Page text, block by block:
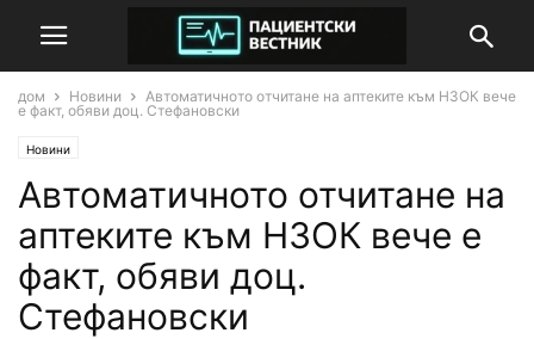
дом Новини
Автоматичното отчитане на аптеките към НЗОК вече
е факт, обяви доц. Стефановски
Новини
Автоматичното отчитане на
аптеките към НЗОК вече е
факт, обяви доц.
Стефановски